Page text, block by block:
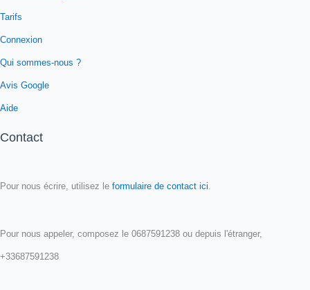
Tarifs
Connexion
Qui sommes-nous ?
Avis Google
Aide
Contact
Pour nous écrire, utilisez le formulaire de contact ici
Pour nous appeler, composez le 0687591238 ou depuis l'étranger,
+33687591238